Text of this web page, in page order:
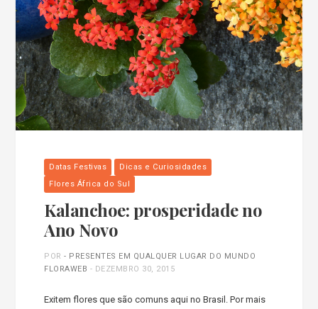
Datas Festivas
Dicas e Curiosidades
Flores África do Sul
Kalanchoe: prosperidade no
Ano Novo
POR- PRESENTES EM QUALQUER LUGAR DO MUNDO
FLORAWEB - DEZEMBRO 30, 2015
Exitem flores que são comuns aqui no Brasil. Por mais